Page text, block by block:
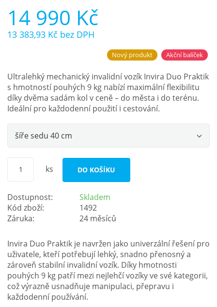
14 990 Kč
13 383,93 Kč bez DPH
Nový produkt Akční balíček
Ultralehký mechanický invalidní vozík Invira Duo Praktik
s hmotností pouhých 9 kg nabízí maximální flexibilitu
díky dvěma sadám kol v ceně – do města i do terénu.
Ideální pro každodenní použití i cestování.
šíře sedu 40 cm
ks DO KOŠÍKU
Dostupnost:
Skladem
Kód zboží:
1492
Záruka:
24 měsíců
Invira Duo Praktik je navržen jako univerzální řešení pro
uživatele, kteří potřebují lehký, snadno přenosný a
zároveň stabilní invalidní vozík. Díky hmotnosti
pouhých 9 kg patří mezi nejlehčí vozíky ve své kategorii,
což výrazně usnadňuje manipulaci, přepravu i
každodenní používání.